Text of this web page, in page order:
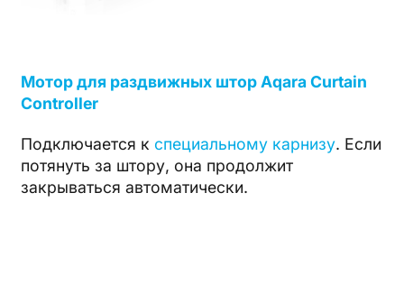
Мотор для раздвижных штор Aqara Curtain
Controller
Подключается к специальному карнизу. Если
потянуть за штору, она продолжит
закрываться автоматически.